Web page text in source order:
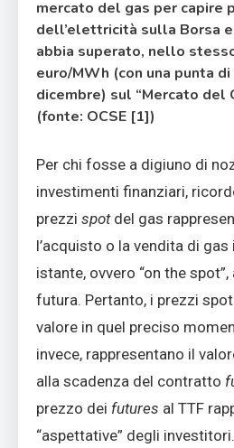
mercato del gas per capire
dell’elettricità sulla Borsa
abbia superato, nello
euro/MWh (con una punta
dicembre) sul “Mercato del
(fonte: OCSE [1])
Per chi fosse a digiuno di
investimenti finanziari,
prezzi spotdel gas
l’acquisto o la vendita di gas
istante, ovvero “on the
futura. Pertanto, i prezzi
valore in quel preciso
invece, rappresentano il
alla scadenza del contratto
prezzo dei futures al TTF
“aspettative” degli